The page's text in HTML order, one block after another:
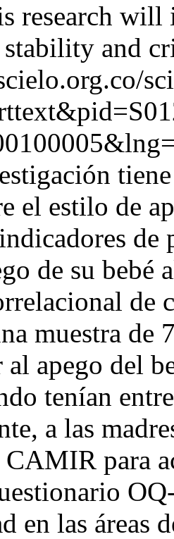
research
stability and
el estilo de
de su bebé
de
muestra de
al apego del
tenían
a las
para
en las áreas